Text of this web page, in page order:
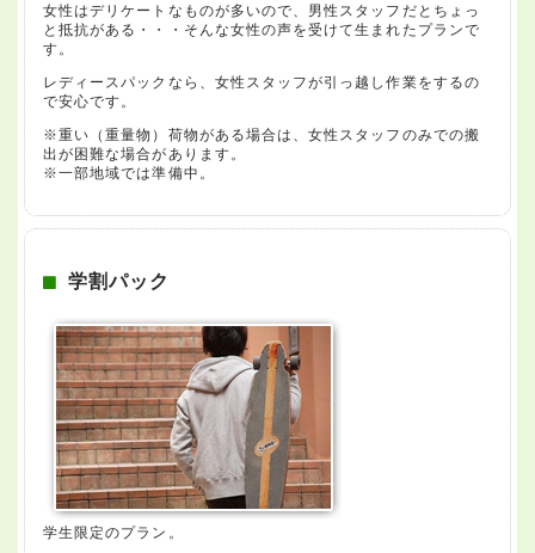
女性はデリケートなものが多いので、男性スタッフだとちょっ
と抵抗がある・・・そんな女性の声を受けて生まれたプランで
す。
レディースパックなら、女性スタッフが引っ越し作業をするの
で安心です。
※重い（重量物）荷物がある場合は、女性スタッフのみでの搬
出が困難な場合があります。
※一部地域では準備中。
学割パック
学生限定のプラン。